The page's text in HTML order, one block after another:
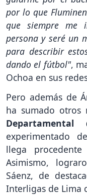
por lo que
que siempre me
persona y seré un
para describir
dando el fútbol",
Ochoa en sus
Pero además de
ha sumado otros
Departamental
experimentado
llega
Asimismo,
Sáenz, de
Interligas de Lima